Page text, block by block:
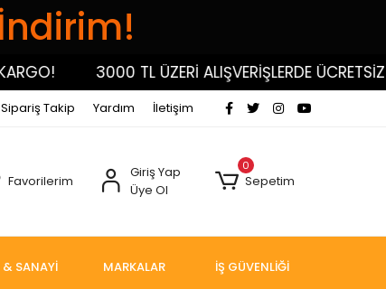
3000 TL ÜZERİ ALIŞVERİŞLERDE ÜCRETSİZ
Sipariş Takip Yardım İletişim
Favorilerim
Giriş Yap
Üye Ol
0
Sepetim
SANAYİ MARKALAR İŞ GÜVENLİĞİ